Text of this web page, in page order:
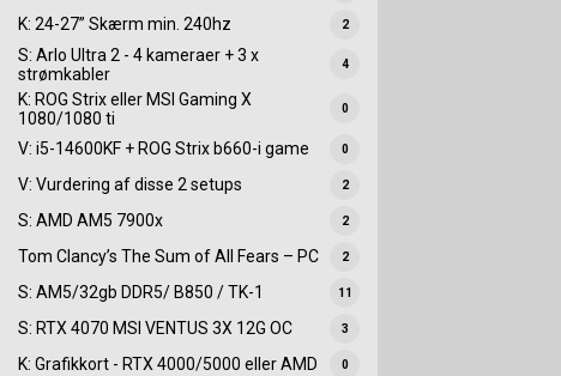
K: 24-27” Skærm min. 240hz 2
S: Arlo Ultra 2 - 4 kameraer + 3 x
strømkabler
4
K: ROG Strix eller MSI Gaming X
1080/1080 ti
0
V: i5-14600KF + ROG Strix b660-i game 0
V: Vurdering af disse 2 setups 2
S: AMD AM5 7900x 2
Tom Clancy’s The Sum of All Fears – PC 2
S: AM5/32gb DDR5/ B850 / TK-1 11
S: RTX 4070 MSI VENTUS 3X 12G OC 3
K: Grafikkort - RTX 4000/5000 eller AMD 0